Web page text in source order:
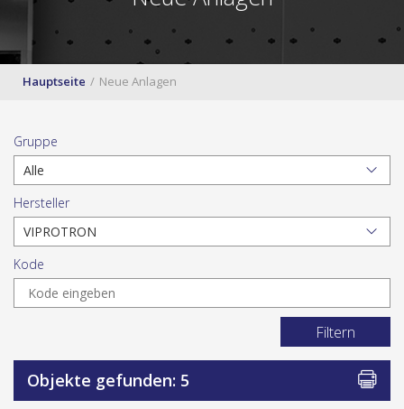
Hauptseite Neue Anlagen
Gruppe
Hersteller
Kode
Filtern
Objekte gefunden: 5